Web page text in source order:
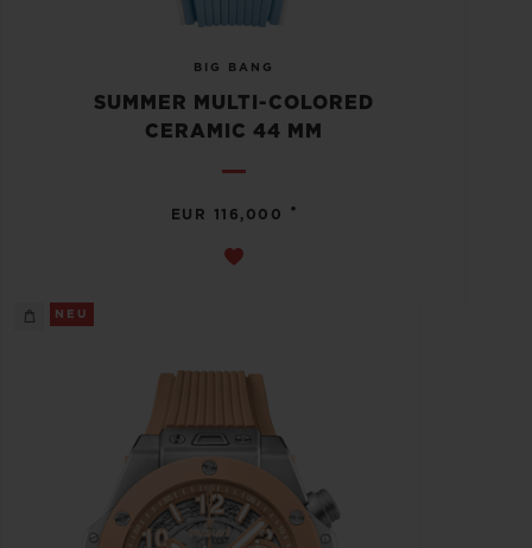
BIG BANG
SUMMER MULTI-COLORED
CERAMIC 44 MM
EUR 116,000 •
NEU